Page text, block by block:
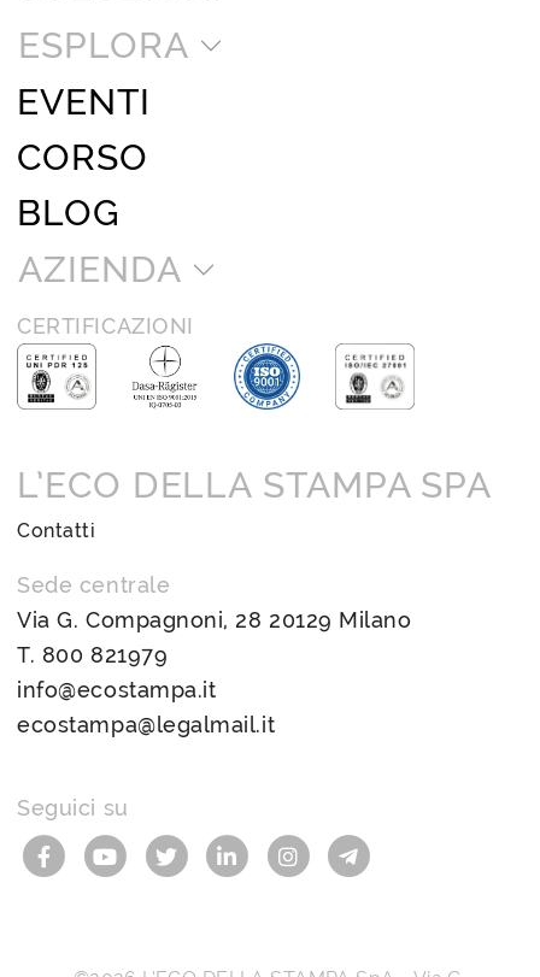
ESPLORA
EVENTI
CORSO
BLOG
AZIENDA
CERTIFICAZIONI
L’ECO DELLA STAMPA SPA
Contatti
Sede centrale
Via G. Compagnoni, 28 20129 Milano
T. 800 821979
info@ecostampa.it
ecostampa@legalmail.it
Seguici su